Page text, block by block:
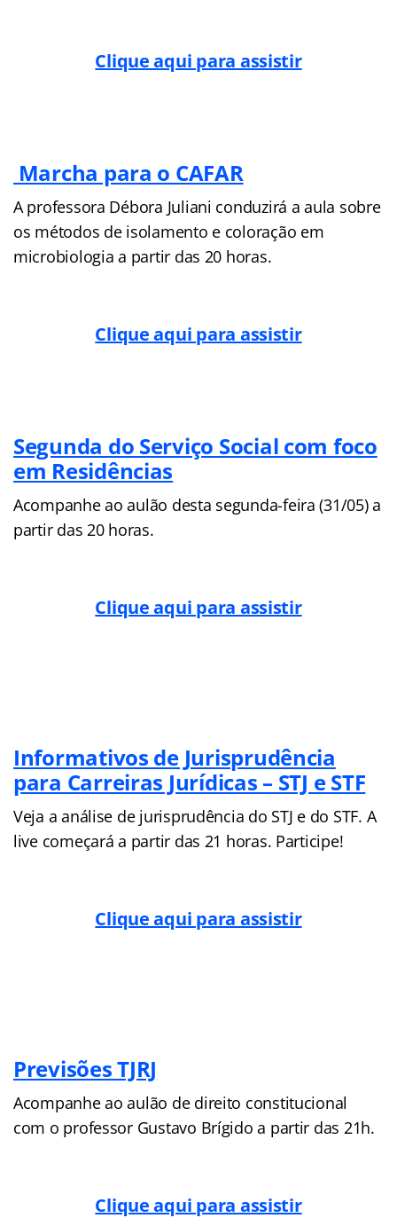
Clique aqui para assistir
Marcha para o CAFAR
A professora Débora Juliani conduzirá a aula sobre
os métodos de isolamento e coloração em
microbiologia a partir das 20 horas.
Clique aqui para assistir
Segunda do Serviço Social com foco
em Residências
Acompanhe ao aulão desta segunda-feira (31/05) a
partir das 20 horas.
Clique aqui para assistir
Informativos de Jurisprudência
para Carreiras Jurídicas – STJ e STF
Veja a análise de jurisprudência do STJ e do STF. A
live começará a partir das 21 horas. Participe!
Clique aqui para assistir
Previsões TJRJ
Acompanhe ao aulão de direito constitucional
com o professor Gustavo Brígido a partir das 21h.
Clique aqui para assistir